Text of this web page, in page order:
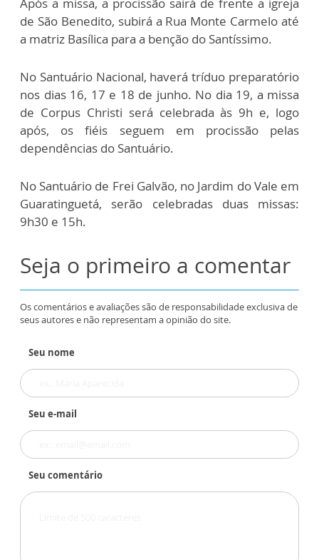
de São Benedito, subirá a Rua Monte Carmelo até
a matriz Basílica para a benção do Santíssimo.
No Santuário Nacional, haverá tríduo preparatório
nos dias 16, 17 e 18 de junho. No dia 19, a missa
de Corpus Christi será celebrada às 9h e, logo
após, os fiéis seguem em procissão pelas
dependências do Santuário.
No Santuário de Frei Galvão, no Jardim do Vale em
Guaratinguetá, serão celebradas duas missas:
9h30 e 15h.
Seja o primeiro a comentar
Os comentários e avaliações são de responsabilidade exclusiva de
seus autores e não representam a opinião do site.
Seu nome
Seu e-mail
Seu comentário